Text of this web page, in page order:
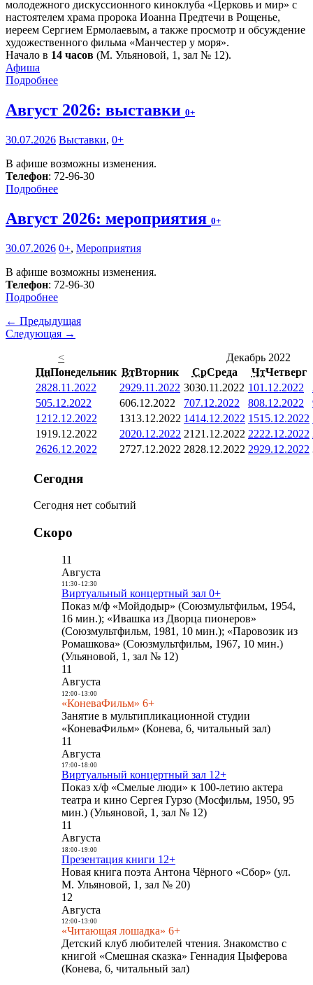
молодежного дискуссионного киноклуба «Церковь и мир» с
настоятелем храма пророка Иоанна Предтечи в Рощенье,
иереем Сергием Ермолаевым, а также просмотр и обсуждение
художественного фильма «Манчестер у моря».
Начало в 14 часов (М. Ульяновой, 1, зал № 12).
Афиша
Подробнее
Август 2026: выставки 0+
30.07.2026 Выставки, 0+
В афише возможны изменения.
Телефон: 72-96-30
Подробнее
Август 2026: мероприятия 0+
30.07.2026 0+, Мероприятия
В афише возможны изменения.
Телефон: 72-96-30
Подробнее
← Предыдущая
Следующая →
<
Декабрь 2022
ПнПонедельник ВтВторник СрСреда ЧтЧетверг
2828.11.2022 2929.11.2022 3030.11.2022 101.12.2022
505.12.2022 606.12.2022 707.12.2022 808.12.2022
1212.12.2022 1313.12.2022 1414.12.2022 1515.12.2022
1919.12.2022 2020.12.2022 21 21.12.2022 2222.12.2022
2626.12.2022 2727.12.2022 2828.12.2022 2929.12.2022
Сегодня
Сегодня нет событий
Скоро
11
Августа
11:30- 12:30
Виртуальный концертный зал 0+
Показ м/ф «Мойдодыр» (Союзмультфильм, 1954,
16 мин.); «Ивашка из Дворца пионеров»
(Союзмультфильм, 1981, 10 мин.); «Паровозик из
Ромашкова» (Союзмультфильм, 1967, 10 мин.)
(Ульяновой, 1, зал № 12)
11
Августа
12:00- 13:00
«КоневаФильм» 6+
Занятие в мультипликационной студии
«КоневаФильм» (Конева, 6, читальный зал)
11
Августа
17:00- 18:00
Виртуальный концертный зал 12+
Показ х/ф «Смелые люди» к 100-летию актера
театра и кино Сергея Гурзо (Мосфильм, 1950, 95
мин.) (Ульяновой, 1, зал № 12)
11
Августа
18:00- 19:00
Презентация книги 12+
Новая книга поэта Антона Чёрного «Сбор» (ул.
М. Ульяновой, 1, зал № 20)
12
Августа
12:00- 13:00
«Читающая лошадка» 6+
Детский клуб любителей чтения. Знакомство с
книгой «Смешная сказка» Геннадия Цыферова
(Конева, 6, читальный зал)